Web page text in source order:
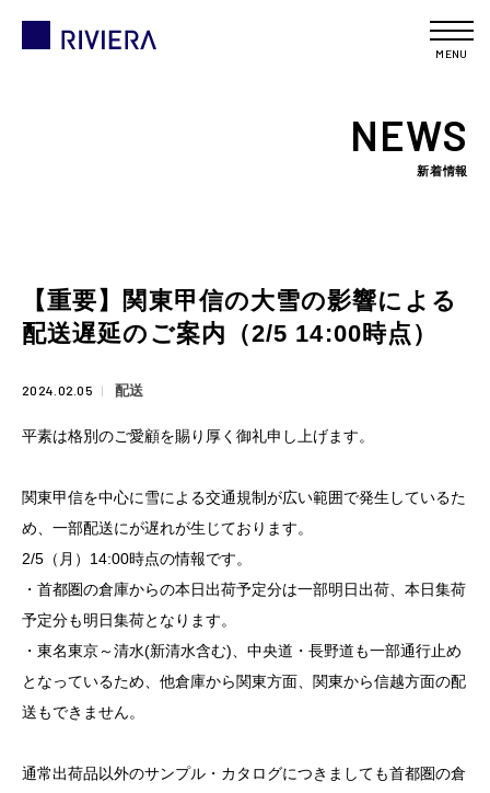
MENU
NEWS
新着情報
【重要】関東甲信の大雪の影響による
配送遅延のご案内（2/5 14:00時点）
2024.02.05 配送
平素は格別のご愛顧を賜り厚く御礼申し上げます。
関東甲信を中心に雪による交通規制が広い範囲で発生しているた
め、一部配送にが遅れが生じております。
2/5（月）14:00時点の情報です。
・首都圏の倉庫からの本日出荷予定分は一部明日出荷、本日集荷
予定分も明日集荷となります。
・東名東京～清水(新清水含む)、中央道・長野道も一部通行止め
となっているため、他倉庫から関東方面、関東から信越方面の配
送もできません。
通常出荷品以外のサンプル・カタログにつきましても首都圏の倉